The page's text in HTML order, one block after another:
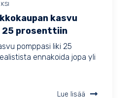
kasvu
25 prosenttiin
pomppasi liki 25
ennakoida jopa yli
Lue lisää